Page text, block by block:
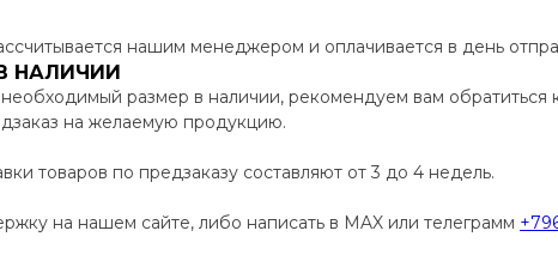
нашим менеджером и оплачивается в день
НАЛИЧИИ
размер в наличии, рекомендуем вам
на желаемую продукцию.
товаров по предзаказу составляют от 3 до 4 недель.
на нашем сайте, либо написать в MAX или телеграмм